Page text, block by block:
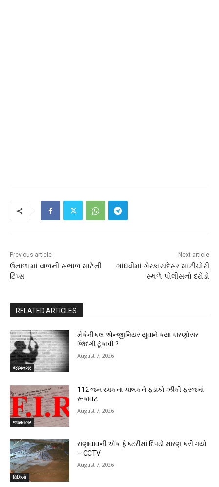
Previous article
ઉનાળામાં વાળની સંભાળ માટેની
ટિપ્સ
Next article
ગાંધવીમાં ગેરકાયદેસર માટીચોરી
સ્થળે પોલીસનો દરોડો
RELATED ARTICLES
જામનગર
મેકેનીકલ એન્જીનિયર યુવાને ક્યા કારણોસર
જિંદગી ટૂંકાવી ?
August 7, 2026
જામનગર
112 જન રક્ષકના ચાલકને ફડાકો ઝીંકી ફરજમાં
રૂકાવટ
August 7, 2026
વિડિઓ
રાણાવાવની એક ફેકટરીમાં દિપડો મારણ કરી ગયો
– CCTV
August 7, 2026